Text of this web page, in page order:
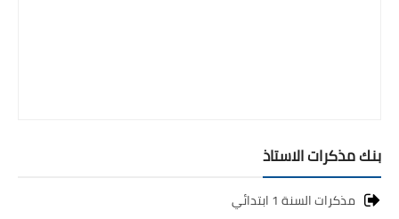
بنك مذكرات الاستاذ
مذكرات السنة 1 ابتدائي